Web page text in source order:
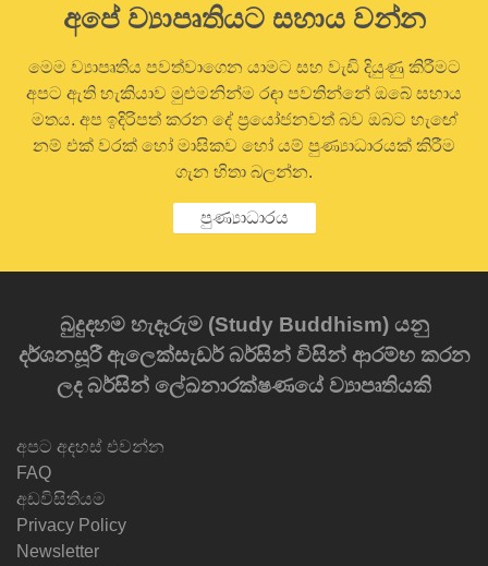
අපේ ව්‍යාපෘතියට සහාය වන්න
මෙම ව්‍යාපෘතිය පවත්වාගෙන යාමට සහ වැඩි දියුණු කිරීමට
අපට ඇති හැකියාව මුළුමනින්ම රඳා පවතින්නේ ඔබේ සහාය
මතය. අප ඉදිරිපත් කරන දේ ප්‍රයෝජනවත් බව ඔබට හැඟේ
නම් එක් වරක් හෝ මාසිකව හෝ යම් පුණ්‍යාධාරයක් කිරීම
ගැන හිතා බලන්න.
පුණ්‍යාධාරය
බුදුදහම හැදෑරුම (Study Buddhism) යනු
දර්ශනසූරී ඇලෙක්සැඩර් බර්සින් විසින් ආරම්භ කරන
ලද බර්සින් ලේඛනාරක්ෂණයේ ව්‍යාපෘතියකි
අපට අදහස් එවන්න
FAQ
අඩවිසිතියම
Privacy Policy
Newsletter